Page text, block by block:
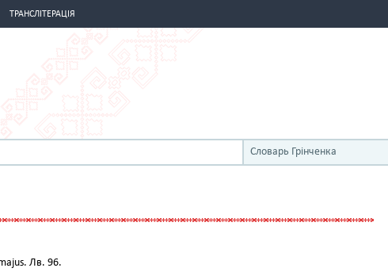
ТРАНСЛІТЕРАЦІЯ
Словарь Грінченка
Лв. 96.